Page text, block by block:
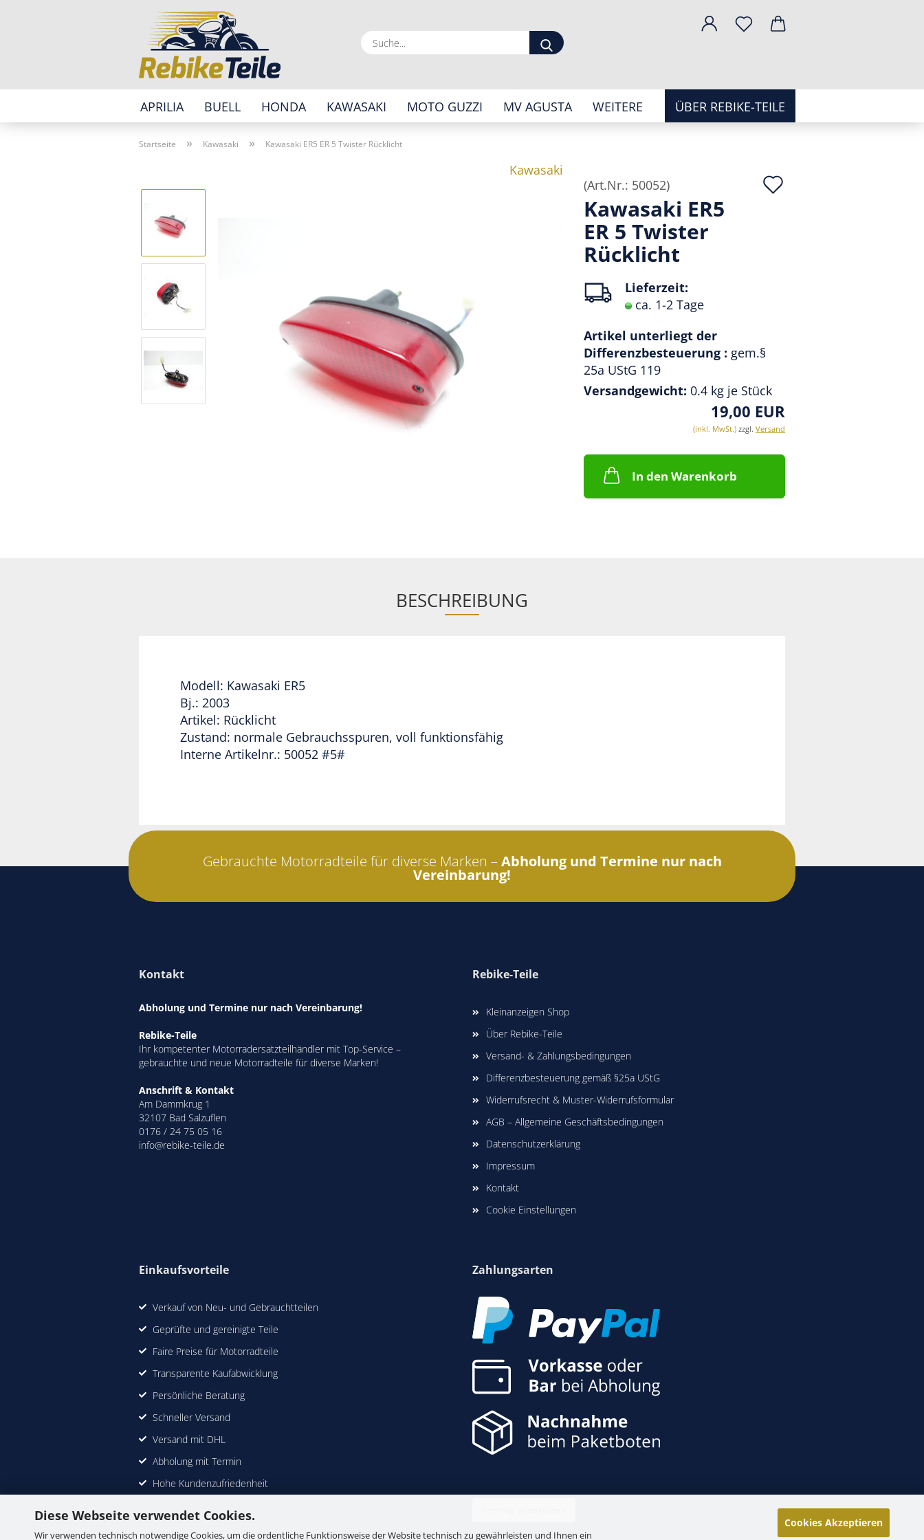
Diese Webseite verwendet Cookies.
Wir verwenden technisch notwendige Cookies, um die ordentliche Funktionsweise der Website technisch zu gewährleisten und Ihnen ein
Cookies Akzeptieren
Suche...
APRILIA BUELL HONDA KAWASAKI MOTO GUZZI MV AGUSTA ÜBER REBIKE-TEILE
WEITERE
Startseite » Kawasaki » Kawasaki ER5 ER 5 Twister Rücklicht
Kawasaki
(Art.Nr.: 50052)
Kawasaki ER5
ER 5 Twister
Rücklicht
Lieferzeit:
ca. 1-2 Tage
Artikel unterliegt der
Differenzbesteuerung : gem.§
25a UStG 119
Versandgewicht: 0.4kg je Stück
19,00 EUR
(inkl. MwSt.)zzgl. Versand
In den Warenkorb
BESCHREIBUNG
Modell: Kawasaki ER5
Bj.: 2003
Artikel: Rücklicht
Zustand: normale Gebrauchsspuren, voll funktionsfähig
Interne Artikelnr.: 50052 #5#
Gebrauchte Motorradteile für diverse Marken –Abholung und Termine nur nach
Vereinbarung!
Kontakt
Abholung und Termine nur nach Vereinbarung!
Rebike-Teile
Ihr kompetenter Motorradersatzteilhändler mit Top-Service –
gebrauchte und neue Motorradteile für diverse Marken!
Anschrift & Kontakt
Am Dammkrug 1
32107 Bad Salzuflen
0176 / 24 75 05 16
info@rebike-teile.de
Rebike-Teile
Kleinanzeigen Shop
Über Rebike-Teile
Versand- & Zahlungsbedingungen
Differenzbesteuerung gemäß §25a UStG
Widerrufsrecht & Muster-Widerrufsformular
AGB – Allgemeine Geschäftsbedingungen
Datenschutzerklärung
Impressum
Kontakt
Cookie Einstellungen
Einkaufsvorteile
Verkauf von Neu- und Gebrauchtteilen
Geprüfte und gereinigte Teile
Faire Preise für Motorradteile
Transparente Kaufabwicklung
Persönliche Beratung
Schneller Versand
Versand mit DHL
Abholung mit Termin
Hohe Kundenzufriedenheit
Zahlungsarten